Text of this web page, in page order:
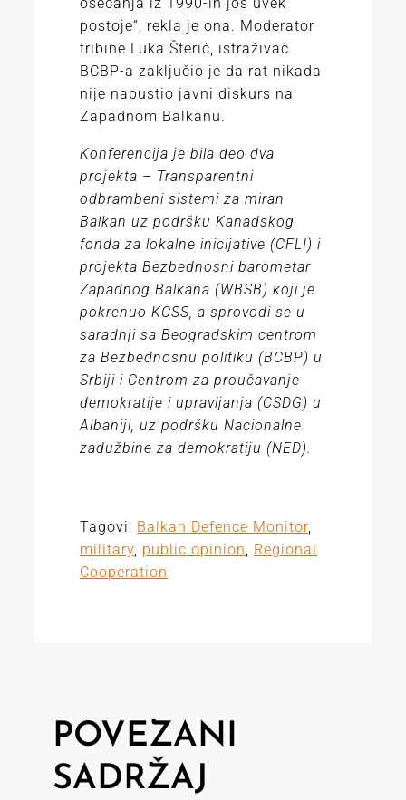
postoje“, rekla je ona. Moderator
tribine Luka Šterić, istraživač
BCBP-a zaključio je da rat nikada
nije napustio javni diskurs na
Zapadnom Balkanu.
Konferencija je bila deo dva
projekta – Transparentni
odbrambeni sistemi za miran
Balkan uz podršku Kanadskog
fonda za lokalne inicijative (CFLI) i
projekta Bezbednosni barometar
Zapadnog Balkana (WBSB) koji je
pokrenuo KCSS, a sprovodi se u
saradnji sa Beogradskim centrom
za Bezbednosnu politiku (BCBP) u
Srbiji i Centrom za proučavanje
demokratije i upravljanja (CSDG) u
Albaniji, uz podršku Nacionalne
zadužbine za demokratiju (NED).
Tagovi: Balkan Defence Monitor,
military, public opinion, Regional
Cooperation
POVEZANI
SADRŽAJ